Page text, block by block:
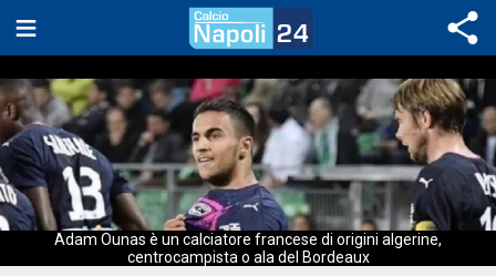
Adam Ounas è un calciatore francese di origini algerine,
centrocampista o ala del Bordeaux